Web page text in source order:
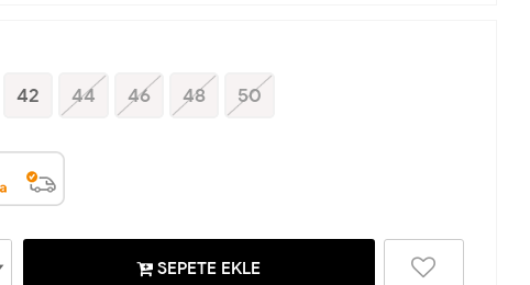
42 44 46 48 50
SEPETE EKLE